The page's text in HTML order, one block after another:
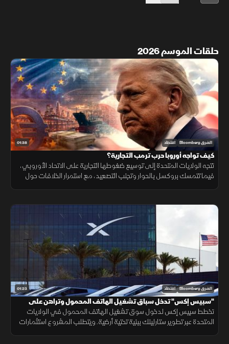
حلقات الموسم 2026
01:38 الشرق Bloomberg اقتصاد
كيف تواجه أوروبا حرب ترمب التجارية؟
تتجه الولايات المتحدة إلى توسيع ضغوطها التجارية على الاتحاد الأوروبي،
فيما تتمسك بروكسل بالحوار وتجنب التصعيد، مع استمرار الخلافات حول
01:23 الشرق Bloomberg اقتصاد
"سبيس إكس" تدخل سباق تشغيل الهاتف المحمول وتراهن على
"ستارلينك"
تخطط سبيس إكس لدخول سوق تشغيل الهاتف المحمول في الولايات
المتحدة عبر تطوير ستارلينك ببنية تحتية أرضية. ويتطلب المشروع استثمارات